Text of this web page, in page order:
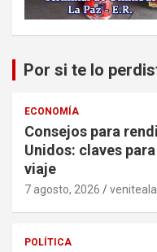
Por si te lo
ECONOMÍA
Consejos para
Unidos: claves
viaje
7 agosto, 2026
POLÍTICA